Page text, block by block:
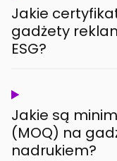
Jakie
gadżety
ESG?
Jakie są
(MOQ) na
nadrukiem?